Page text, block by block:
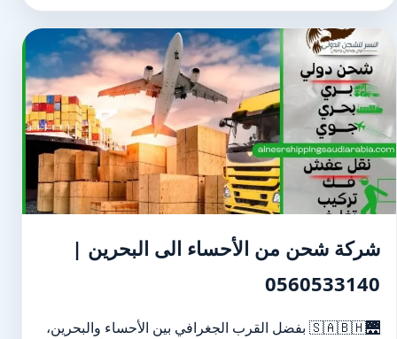
شركة شحن من الأحساء الى البحرين |
0560533140
🌉🇸🇦🇧🇭 بفضل القرب الجغرافي بين الأحساء والبحرين،